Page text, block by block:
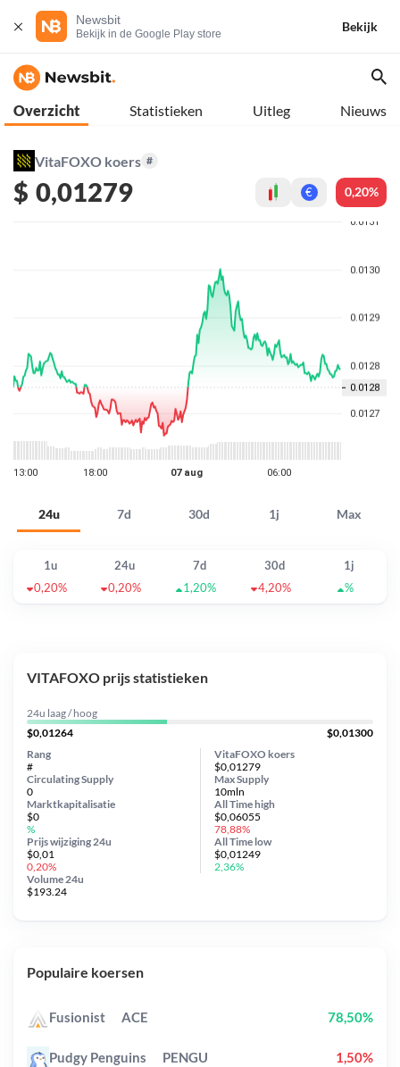
Newsbit
Bekijk in de Google Play store
Bekijk
Overzicht Statistieken Uitleg Nieuws
VitaFOXO koers #
$ 0,01279 € 0,20%
24u 7d 30d 1j Max
1u 24u 7d 30d
1j
0,20%
0,20% 1,20% 4,20% %
VITAFOXO prijs statistieken
24u laag / hoog
$0,01264
$0,01300
VitaFOXO koers
$0,01279
Circulating Supply
0
Prijs wijziging 24u
$0,01
0,20%
Max Supply
10mln
Marktkapitalisatie
$0
%
Volume 24u
$193.24
Rang
#
All Timehigh
$0,06055
78,88%
All Time low
$0,01249
2,36%
Populaire koersen
Fusionist ACE 78,50%
Pudgy Penguins PENGU 1,50%